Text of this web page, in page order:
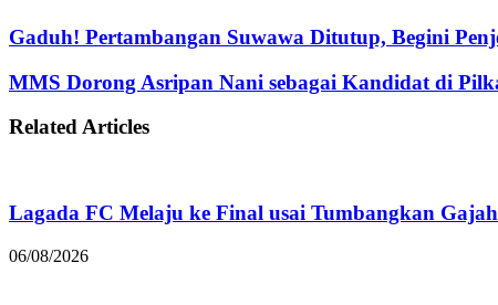
Gaduh! Pertambangan Suwawa Ditutup, Begini
MMS Dorong Asripan Nani sebagai Kandidat di
Related Articles
Lagada FC Melaju ke Final usai Tumbangkan
06/08/2026